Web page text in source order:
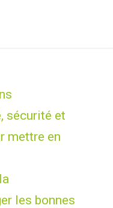
sécurité et
mettre en
les bonnes